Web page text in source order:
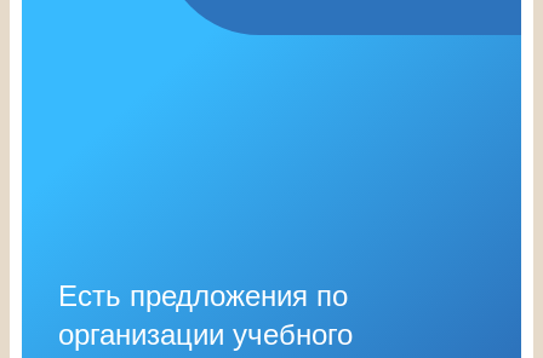
Есть предложения по
организации учебного